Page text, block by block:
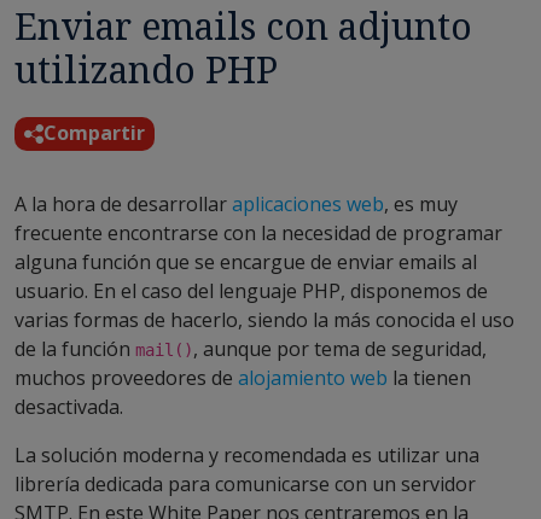
Enviar emails con adjunto
utilizando PHP
Compartir
A la hora de desarrollaraplicaciones web, es muy
frecuente encontrarse con la necesidad de programar
alguna función que se encargue de enviar emails al
usuario. En el caso del lenguaje PHP, disponemos de
varias formas de hacerlo, siendo la más conocida el uso
de la función mail(), aunque por tema de seguridad,
muchos proveedores de alojamiento web la tienen
desactivada.
La solución moderna y recomendada es utilizar una
librería dedicada para comunicarse con un servidor
SMTP. En este White Paper nos centraremos en la